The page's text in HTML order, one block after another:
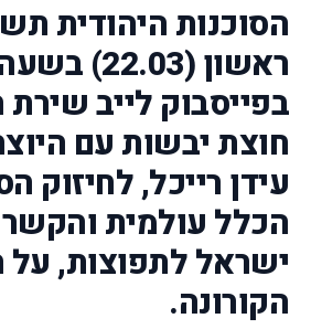
הסוכנות היהודית
בפייסבוק לייב שירת
חוצת יבשות עם
עידן רייכל, לחיזוק
הכלל עולמית והקשר
ישראל לתפוצות,
הקורונה.